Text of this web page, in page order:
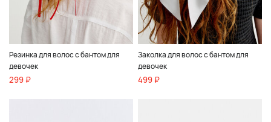
Резинка для волос с бантом для
девочек
299 ₽
Заколка для волос с бантом для
девочек
499 ₽